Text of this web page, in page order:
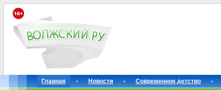
Главная Новости
Современное детство